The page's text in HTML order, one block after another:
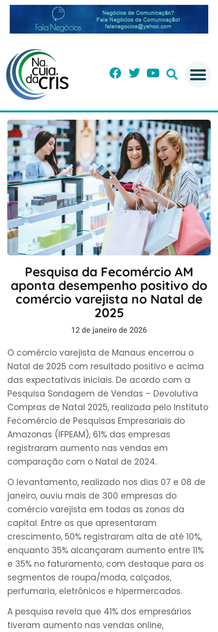
Pesquisa da Fecomércio AM
aponta desempenho positivo do
comércio varejista no Natal de
2025
12 de janeiro de 2026
O comércio varejista de Manaus encerrou o
Natal de 2025 com resultado positivo e acima
das expectativas iniciais. De acordo com a
Pesquisa Sondagem de Vendas – Devolutiva
Compras de Natal 2025, realizada pelo Instituto
Fecomércio de Pesquisas Empresariais do
Amazonas (IFPEAM), 61% das empresas
registraram aumento nas vendas em
comparação com o Natal de 2024.
O levantamento, realizado nos dias 07 e 08 de
janeiro, ouviu mais de 300 empresas do
comércio varejista em todas as zonas da
capital. Entre os que apresentaram
crescimento, 50% registraram alta de até 10%,
enquanto 35% alcançaram aumento entre 11%
e 35% no faturamento, com destaque para os
segmentos de roupa/moda, calçados,
perfumaria, eletrônicos e hipermercados.
A pesquisa revela que 41% dos empresários
tiveram aumento nas vendas online,